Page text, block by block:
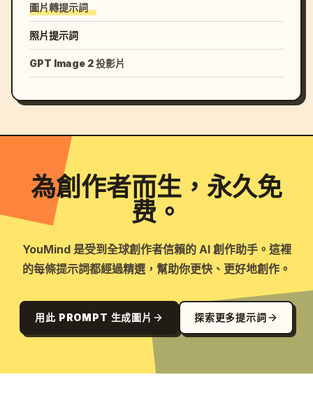
圖片轉提示詞
照片提示詞
GPT Image 2 投影片
為創作者而生，永久免
费。
YouMind 是受到全球創作者信賴的 AI 創作助手。這裡
的每條提示詞都經過精選，幫助你更快、更好地創作。
用此 PROMPT 生成圖片 探索更多提示詞